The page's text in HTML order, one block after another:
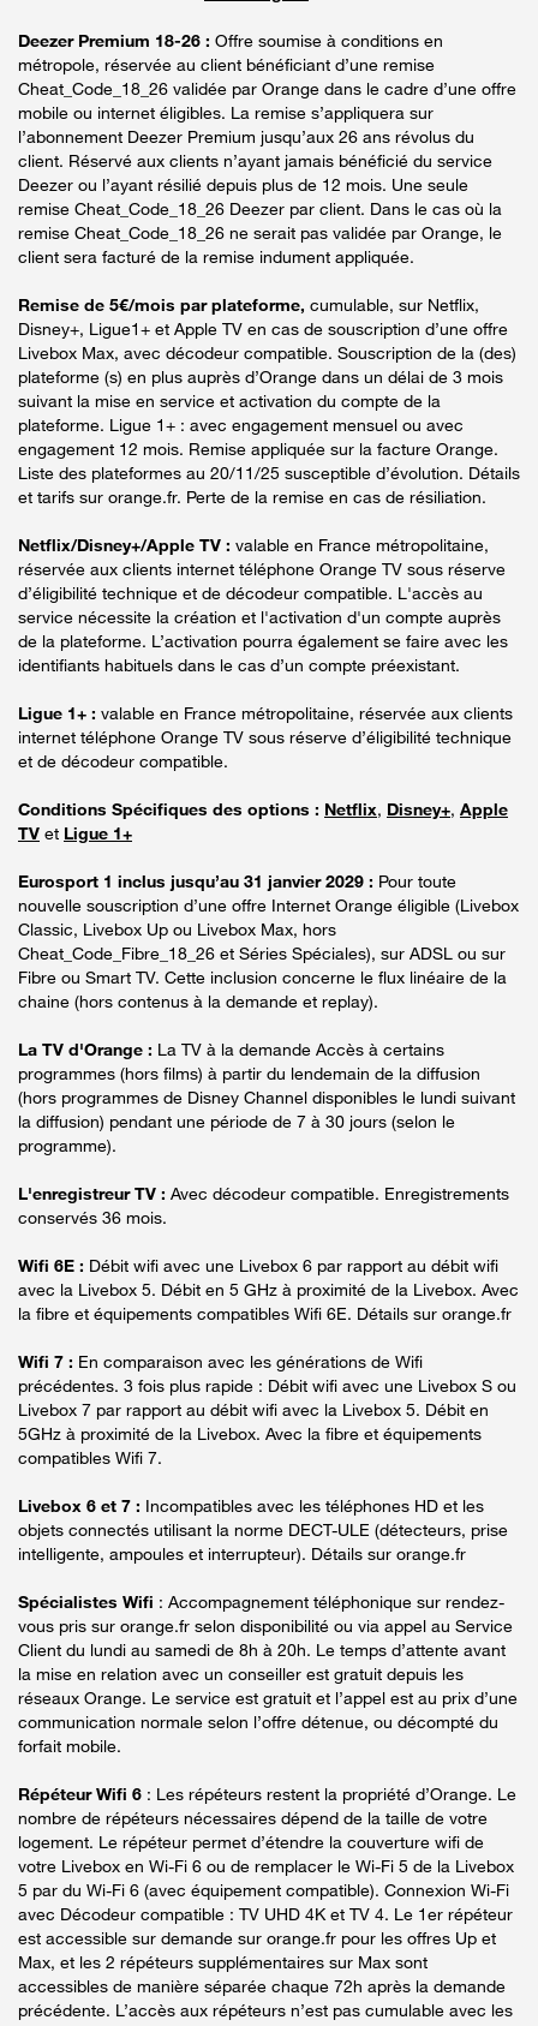
Deezer Premium 18-26 : Offre soumise à conditions en
métropole, réservée au client bénéficiant d’une remise
Cheat_Code_18_26 validée par Orange dans le cadre d’une offre
mobile ou internet éligibles. La remise s’appliquera sur
l’abonnement Deezer Premium jusqu’aux 26 ans révolus du
client. Réservé aux clients n’ayant jamais bénéficié du service
Deezer ou l’ayant résilié depuis plus de 12 mois. Une seule
remise Cheat_Code_18_26 Deezer par client. Dans le cas où la
remise Cheat_Code_18_26 ne serait pas validée par Orange, le
client sera facturé de la remise indument appliquée.
Remise de 5€/mois par plateforme, cumulable, sur Netflix,
Disney+, Ligue1+ et Apple TV en cas de souscription d’une offre
Livebox Max, avec décodeur compatible. Souscription de la (des)
plateforme (s) en plus auprès d’Orange dans un délai de 3 mois
suivant la mise en service et activation du compte de la
plateforme. Ligue 1+ : avec engagement mensuel ou avec
engagement 12 mois. Remise appliquée sur la facture Orange.
Liste des plateformes au 20/11/25 susceptible d’évolution. Détails
et tarifs sur orange.fr. Perte de la remise en cas de résiliation.
Netflix/Disney+/Apple TV : valable en France métropolitaine,
réservée aux clients internet téléphone Orange TV sous réserve
d’éligibilité technique et de décodeur compatible. L'accès au
service nécessite la création et l'activation d'un compte auprès
de la plateforme. L’activation pourra également se faire avec les
identifiants habituels dans le cas d’un compte préexistant.
Ligue 1+ : valable en France métropolitaine, réservée aux clients
internet téléphone Orange TV sous réserve d’éligibilité technique
et de décodeur compatible.
Conditions Spécifiques des options : Netflix, Disney+, Apple
TV et Ligue 1+
Eurosport 1 inclus jusqu’au 31 janvier 2029 : Pour toute
nouvelle souscription d’une offre Internet Orange éligible (Livebox
Classic, Livebox Up ou Livebox Max, hors
Cheat_Code_Fibre_18_26 et Séries Spéciales), sur ADSL ou sur
Fibre ou Smart TV. Cette inclusion concerne le flux linéaire de la
chaine (hors contenus à la demande et replay).
La TV d'Orange : La TV à la demande Accès à certains
programmes (hors films) à partir du lendemain de la diffusion
(hors programmes de Disney Channel disponibles le lundi suivant
la diffusion) pendant une période de 7 à 30 jours (selon le
programme).
L'enregistreur TV : Avec décodeur compatible. Enregistrements
conservés 36 mois.
Wifi 6E : Débit wifi avec une Livebox 6 par rapport au débit wifi
avec la Livebox 5. Débit en 5 GHz à proximité de la Livebox. Avec
la fibre et équipements compatibles Wifi 6E. Détails sur orange.fr
Wifi 7 : En comparaison avec les générations de Wifi
précédentes. 3 fois plus rapide : Débit wifi avec une Livebox S ou
Livebox 7 par rapport au débit wifi avec la Livebox 5. Débit en
5GHz à proximité de la Livebox. Avec la fibre et équipements
compatibles Wifi 7.
Livebox 6 et 7 : Incompatibles avec les téléphones HD et les
objets connectés utilisant la norme DECT-ULE (détecteurs, prise
intelligente, ampoules et interrupteur). Détails sur orange.fr
Spécialistes Wifi : Accompagnement téléphonique sur rendez-
vous pris sur orange.fr selon disponibilité ou via appel au Service
Client du lundi au samedi de 8h à 20h. Le temps d’attente avant
la mise en relation avec un conseiller est gratuit depuis les
réseaux Orange. Le service est gratuit et l’appel est au prix d’une
communication normale selon l’offre détenue, ou décompté du
forfait mobile.
Répéteur Wifi 6 : Les répéteurs restent la propriété d’Orange. Le
nombre de répéteurs nécessaires dépend de la taille de votre
logement. Le répéteur permet d’étendre la couverture wifi de
votre Livebox en Wi-Fi 6 ou de remplacer le Wi-Fi 5 de la Livebox
5 par du Wi-Fi 6 (avec équipement compatible). Connexion Wi-Fi
avec Décodeur compatible : TV UHD 4K et TV 4. Le 1er répéteur
est accessible sur demande sur orange.fr pour les offres Up et
Max, et les 2 répéteurs supplémentaires sur Max sont
accessibles de manière séparée chaque 72h après la demande
précédente. L’accès aux répéteurs n’est pas cumulable avec les